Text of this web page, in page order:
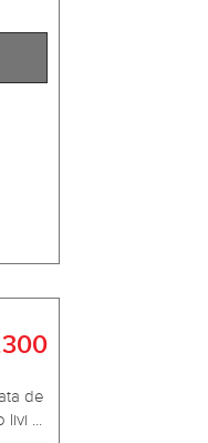
de
livi ...